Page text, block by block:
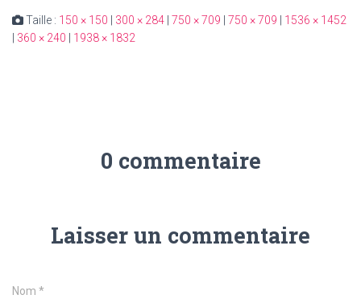
Taille : 150 × 150 300 × 284 750 × 709 750 × 709
1536 × 1452
360 × 240 1938 × 1832
0 commentaire
Laisser un commentaire
Nom *